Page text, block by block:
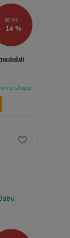
69 Kč
- 14 %
v e-shopu